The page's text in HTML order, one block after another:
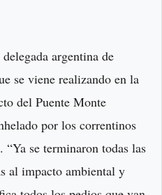
argentina de
se viene realizando en la
del Puente Monte
por los correntinos
se terminaron todas las
al impacto ambiental y